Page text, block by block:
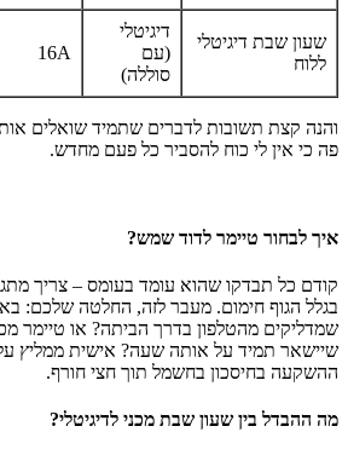
שעון שבת דיגיטלי
ללוח
דיגיטלי
(עם
סוללה)
16A
והנה קצת תשובות לדברים שתמיד שואלים
פה כי אין לי כוח להסביר כל פעם מחדש.
איך לבחור טיימר לדוד שמש?
בגלל הגוף חימום. מעבר לזה, החלטה שלכם:
שמדליקים מהטלפון בדרך הביתה? או טיימר
שיישאר תמיד על אותה שעה? אישית ממליץ
ההשקעה בחיסכון בחשמל תוך חצי חורף.
מה ההבדל בין שעון שבת מכני לדיגיטלי?